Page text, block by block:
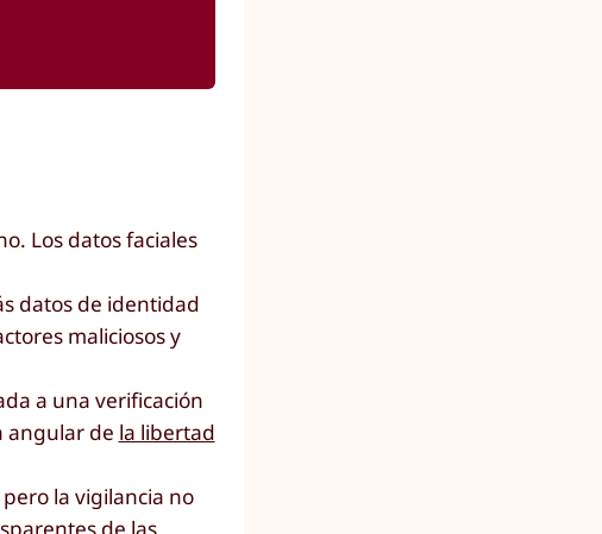
Los datos faciales
datos de identidad
maliciosos y
a una verificación
angular de la libertad
la vigilancia no